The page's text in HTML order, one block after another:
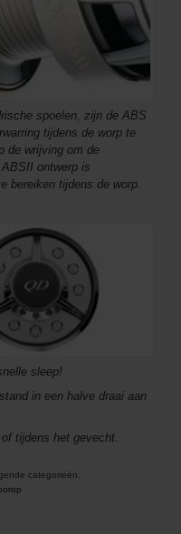
spoelen, zijn de ABS
tijdens de worp te
de wrijving om de
ontwerp is
bereiken tijdens de worp.
sleep!
in een halve draai aan
tijdens het gevecht.
categorieën: